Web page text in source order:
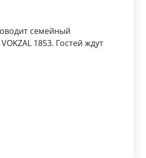
семейный
1853. Гостей ждут